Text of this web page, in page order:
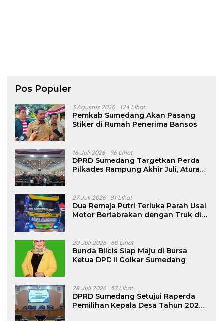
Pos Populer
3 Agustus 2026 124 Lihat
Pemkab Sumedang Akan Pasang
Stiker di Rumah Penerima Bansos
16 Juli 2026 96 Lihat
DPRD Sumedang Targetkan Perda
Pilkades Rampung Akhir Juli, Aturan
27 Juli 2026 81 Lihat
Dua Remaja Putri Terluka Parah Usai
Motor Bertabrakan dengan Truk di
20 Juli 2026 60 Lihat
Bunda Bilqis Siap Maju di Bursa
Ketua DPD II Golkar Sumedang
28 Juli 2026 57 Lihat
DPRD Sumedang Setujui Raperda
Pemilihan Kepala Desa Tahun 2026